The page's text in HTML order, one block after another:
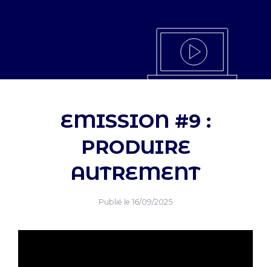
EMISSION #9 :
PRODUIRE
AUTREMENT
Publié le 16/09/2025